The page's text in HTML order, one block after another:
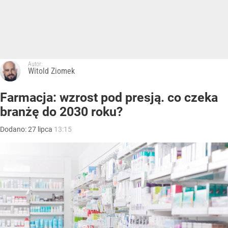
Autor:
Witold Ziomek
Farmacja: wzrost pod presją. co czeka
branżę do 2030 roku?
Dodano:27 lipca 13:15